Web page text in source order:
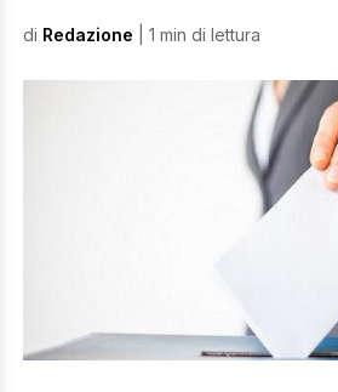
di Redazione | 1 min di lettura